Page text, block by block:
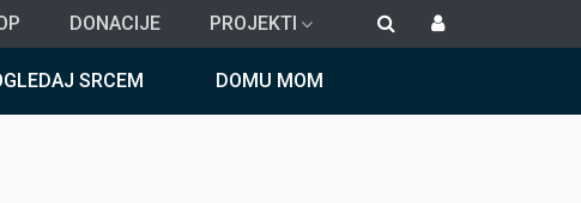
DONACIJE PROJEKTI
SRCEM DOMU MOM